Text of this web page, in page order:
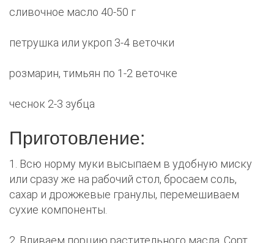
сливочное масло 40-50 г
петрушка или укроп 3-4 веточки
розмарин, тимьян по 1-2 веточке
чеснок 2-3 зубца
Приготовление:
1. Всю норму муки высыпаем в удобную миску
или сразу же на рабочий стол, бросаем соль,
сахар и дрожжевые гранулы, перемешиваем
сухие компоненты.
2. Вливаем порцию растительного масла. Сорт